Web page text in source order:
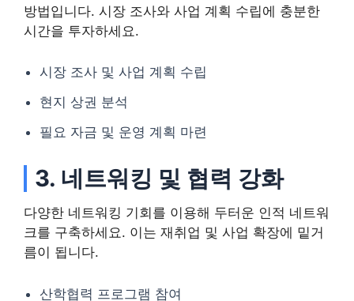
방법입니다. 시장 조사와 사업 계획 수립에 충분한
시간을 투자하세요.
시장 조사 및 사업 계획 수립
현지 상권 분석
필요 자금 및 운영 계획 마련
3. 네트워킹 및 협력 강화
다양한 네트워킹 기회를 이용해 두터운 인적 네트워
크를 구축하세요. 이는 재취업 및 사업 확장에 밑거
름이 됩니다.
산학협력 프로그램 참여